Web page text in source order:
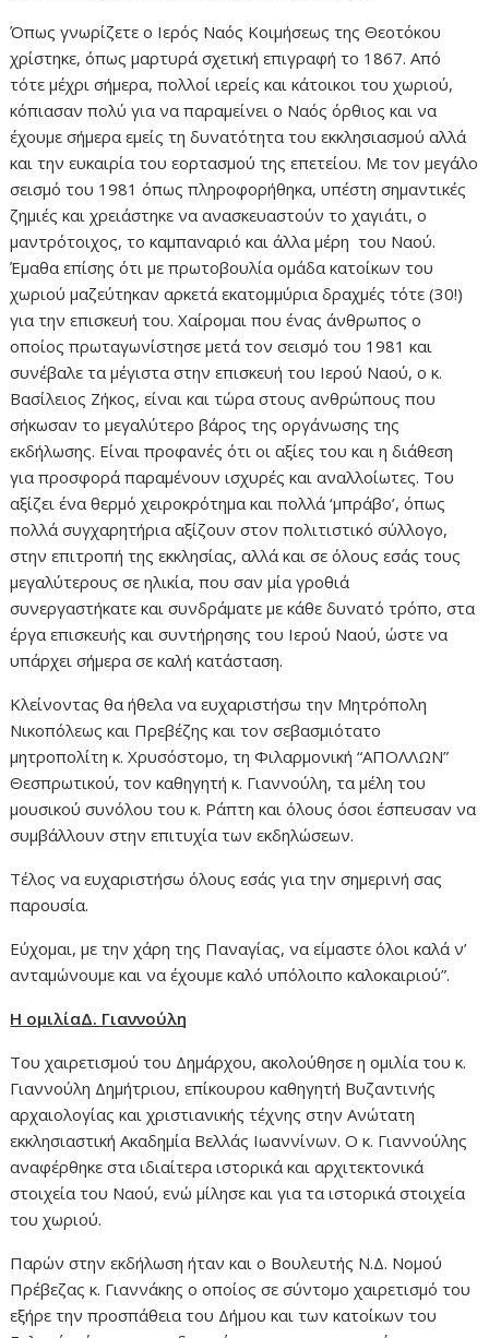
Όπως γνωρίζετε ο Ιερός Ναός Κοιμήσεως της Θεοτόκου
χρίστηκε, όπως μαρτυρά σχετική επιγραφή το 1867. Από
τότε μέχρι σήμερα, πολλοί ιερείς και κάτοικοι του χωριού,
κόπιασαν πολύ για να παραμείνει ο Ναός όρθιος και να
έχουμε σήμερα εμείς τη δυνατότητα του εκκλησιασμού αλλά
και την ευκαιρία του εορτασμού της επετείου. Με τον μεγάλο
σεισμό του 1981 όπως πληροφορήθηκα, υπέστη σημαντικές
ζημιές και χρειάστηκε να ανασκευαστούν το χαγιάτι, ο
μαντρότοιχος, το καμπαναριό και άλλα μέρη του Ναού.
Έμαθα επίσης ότι με πρωτοβουλία ομάδα κατοίκων του
χωριού μαζεύτηκαν αρκετά εκατομμύρια δραχμές τότε (30!)
για την επισκευή του. Χαίρομαι που ένας άνθρωπος ο
οποίος πρωταγωνίστησε μετά τον σεισμό του 1981 και
συνέβαλε τα μέγιστα στην επισκευή του Ιερού Ναού, ο κ.
Βασίλειος Ζήκος, είναι και τώρα στους ανθρώπους που
σήκωσαν το μεγαλύτερο βάρος της οργάνωσης της
εκδήλωσης. Είναι προφανές ότι οι αξίες του και η διάθεση
για προσφορά παραμένουν ισχυρές και αναλλοίωτες. Του
αξίζει ένα θερμό χειροκρότημα και πολλά ‘μπράβο’, όπως
πολλά συγχαρητήρια αξίζουν στον πολιτιστικό σύλλογο,
στην επιτροπή της εκκλησίας, αλλά και σε όλους εσάς τους
μεγαλύτερους σε ηλικία, που σαν μία γροθιά
συνεργαστήκατε και συνδράματε με κάθε δυνατό τρόπο, στα
έργα επισκευής και συντήρησης του Ιερού Ναού, ώστε να
υπάρχει σήμερα σε καλή κατάσταση.
Κλείνοντας θα ήθελα να ευχαριστήσω την Μητρόπολη
Νικοπόλεως και Πρεβέζης και τον σεβασμιότατο
μητροπολίτη κ. Χρυσόστομο, τη Φιλαρμονική “ΑΠΟΛΛΩΝ”
Θεσπρωτικού, τον καθηγητή κ. Γιαννούλη, τα μέλη του
μουσικού συνόλου του κ. Ράπτη και όλους όσοι έσπευσαν να
συμβάλλουν στην επιτυχία των εκδηλώσεων.
Τέλος να ευχαριστήσω όλους εσάς για την σημερινή σας
παρουσία.
Εύχομαι, με την χάρη της Παναγίας, να είμαστε όλοι καλά ν’
ανταμώνουμε και να έχουμε καλό υπόλοιπο καλοκαιριού”.
Η ομιλίαΔ. Γιαννούλη
Του χαιρετισμού του Δημάρχου, ακολούθησε η ομιλία του κ.
Γιαννούλη Δημήτριου, επίκουρου καθηγητή Βυζαντινής
αρχαιολογίας και χριστιανικής τέχνης στην Ανώτατη
εκκλησιαστική Ακαδημία Βελλάς Ιωαννίνων. Ο κ. Γιαννούλης
αναφέρθηκε στα ιδιαίτερα ιστορικά και αρχιτεκτονικά
στοιχεία του Ναού, ενώ μίλησε και για τα ιστορικά στοιχεία
του χωριού.
Παρών στην εκδήλωση ήταν και ο Βουλευτής Ν.Δ. Νομού
Πρέβεζας κ. Γιαννάκης ο οποίος σε σύντομο χαιρετισμό του
εξήρε την προσπάθεια του Δήμου και των κατοίκων του